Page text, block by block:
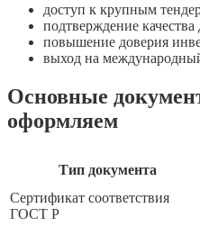
доступ к крупным
подтверждение
повышение доверия
выход на
Основные
оформляем
Тип документа
Сертификат соответствия
ГОСТ Р